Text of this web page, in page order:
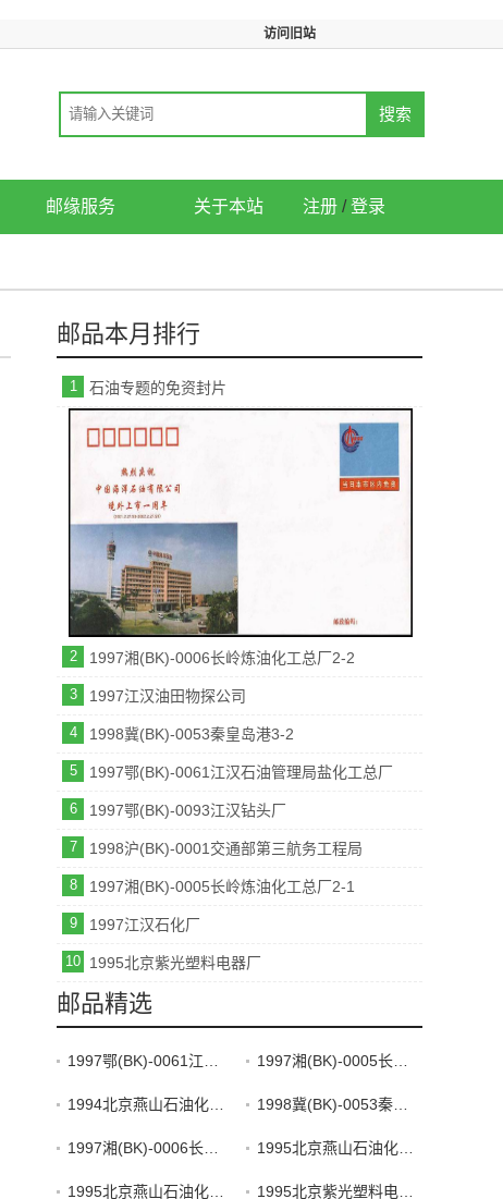
访问旧站
邮缘服务 关于本站 注册 /登录
邮品本月排行
1 石油专题的免资封片
2 1997湘(BK)-0006长岭炼油化工总厂2-2
3 1997江汉油田物探公司
4 1998冀(BK)-0053秦皇岛港3-2
5 1997鄂(BK)-0061江汉石油管理局盐化工总厂
6 1997鄂(BK)-0093江汉钻头厂
7 1998沪(BK)-0001交通部第三航务工程局
8 1997湘(BK)-0005长岭炼油化工总厂2-1
9 1997江汉石化厂
10 1995北京紫光塑料电器厂
邮品精选